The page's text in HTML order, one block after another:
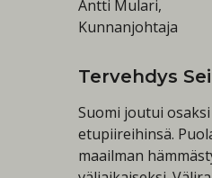
Antti Mulari,
Kunnanjohtaja
Tervehdys
Suomi joutui
etupiireihinsä.
maailman